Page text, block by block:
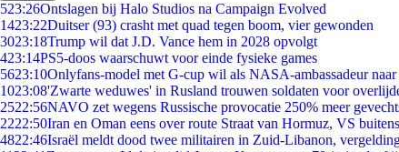
523:26Ontslagen bij Halo Studios na Campaign Evolved
1423:22Duitser (93) crasht met quad tegen boom, vier gewonden
3023:18Trump wil dat J.D. Vance hem in 2028 opvolgt
423:14PS5-doos waarschuwt voor einde fysieke games
5623:10Onlyfans-model met G-cup wil als NASA-ambassadeur naar
1023:08'Zwarte weduwes' in Rusland trouwen soldaten voor
2522:56NAVO zet wegens Russische provocatie 250% meer
2222:50Iran en Oman eens over route Straat van Hormuz, VS
4822:46Israël meldt dood twee militairen in Zuid-Libanon,